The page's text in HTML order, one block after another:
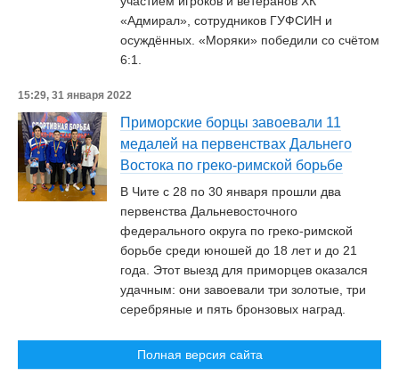
«Адмирал», сотрудников ГУФСИН и
осуждённых. «Моряки» победили со счётом
6:1.
15:29, 31 января 2022
Приморские борцы завоевали 11
медалей на первенствах Дальнего
Востока по греко-римской борьбе
В Чите с 28 по 30 января прошли два
первенства Дальневосточного
федерального округа по греко-римской
борьбе среди юношей до 18 лет и до 21
года. Этот выезд для приморцев оказался
удачным: они завоевали три золотые, три
серебряные и пять бронзовых наград.
Полная версия сайта